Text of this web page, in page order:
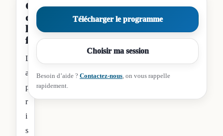
Contenu
de
la
formation
L
a
p
r
i
s
Télécharger le programme
Choisir ma session
Besoin d’aide ? Contactez-nous, on vous rappelle
rapidement.